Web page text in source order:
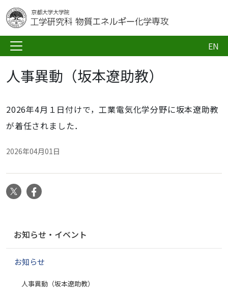
EN
人事異動（坂本遼助教）
2026年4月１日付けで，工業電気化学分野に坂本遼助教
が着任されました．
2026年04月01日
X
ゲ
お知らせ・イベント
お知らせ
人事異動（坂本遼助教）